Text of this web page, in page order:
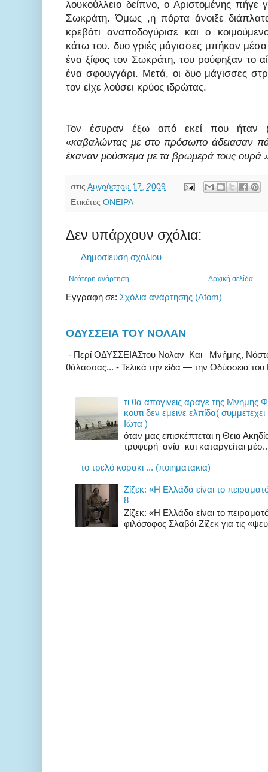
λουκούλλειο δείπνο, ο Αριστομένης πήγε
Σωκράτη. Όμως ,η πόρτα άνοιξε
κρεβάτι αναποδογύρισε και ο
κάτω του. δυο γριές μάγισσες μπήκαν
ένα ξίφος τον Σωκράτη, του ρούφηξαν το
ένα σφουγγάρι. Μετά, οι δυο μάγισσες
τον είχε λούσει κρύος ιδρώτας.
Τον έσυραν έξω από εκεί που ήταν
«καβαλώντας με στο πρόσωπο άδειασαν
έκαναν μούσκεμα με τα βρωμερά τους ουρά
στις Αυγούστου 17, 2009
Ετικέτες ΟΝΕΙΡΑ
Δεν υπάρχουν σχόλια:
Δημοσίευση σχολίου
Νεότερη ανάρτηση Αρχική σελίδα
Εγγραφή σε: Σχόλια ανάρτησης (Atom)
ΟΔΥΣΣΕΙΑ ΤΟΥ ΝΟΛΑΝ
- Περί ΟΔΥΣΣΕΙΑΣτου Νολαν Και Μνήμης, Νόστου
θάλασσας... - Τελικά την είδα — την Οδύσσεια
τι θα απογινεις αραγε της
κουτι δεν εμεινε ελπίδα(
Ιώτα )
όταν μας επισκέπτεται η Θεια
τρυφερή ανία και καταργείται
το τρελό κορακι ... (ποιηματακια)
Zίζεκ: «H Eλλάδα είναι το
8
Zίζεκ: «H Eλλάδα είναι το
φιλόσοφος Σλαβόι Ζίζεκ για τις